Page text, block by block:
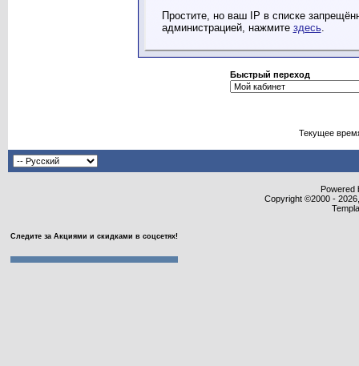
Простите, но ваш IP в списке
администрацией, нажмите здесь.
Быстрый переход
Текущее
Powered
Copyright ©2000 -
Следите за Акциями и скидками в соцсетях!